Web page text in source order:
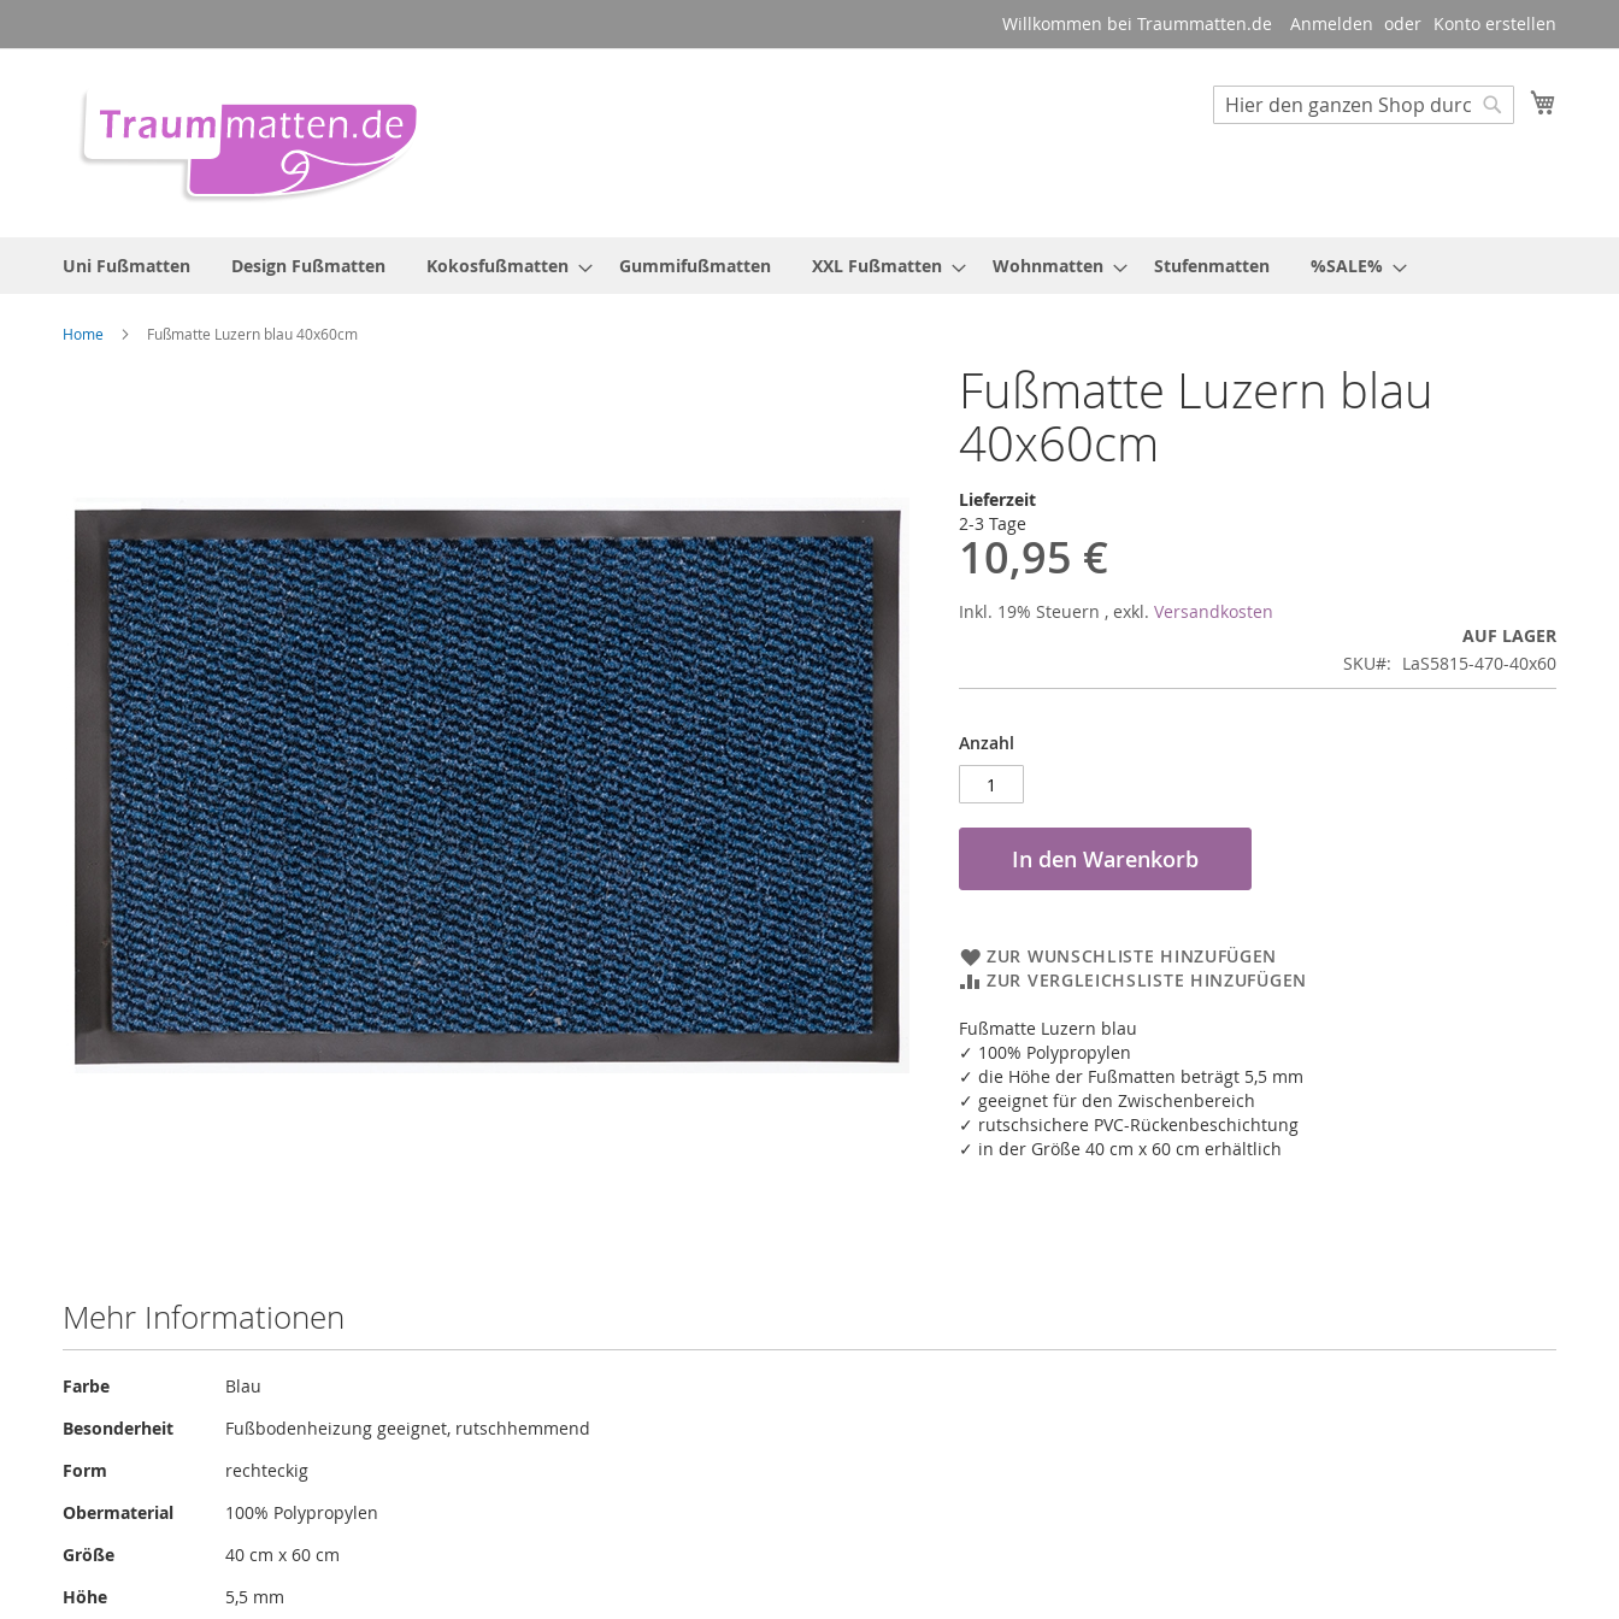
zum
Willkommen bei Traummatten.de Anmelden Konto erstellen
Suche
Uni Fußmatten Design Fußmatten Kokosfußmatten Gummifußmatten XXL Fußmatten Wohnmatten Stufenmatten %SALE%
Home Fußmatte Luzern blau 40x60cm
Fußmatte Luzern blau
40x60cm
Lieferzeit
2-3 Tage
10,95 €
Inkl. 19% Steuern , exkl. Versandkosten
AUF LAGER
SKU
LaS5815-470-40x60
Anzahl
In den Warenkorb
ZUR WUNSCHLISTE HINZUFÜGEN
ZUR VERGLEICHSLISTE HINZUFÜGEN
Fußmatte Luzern blau
✓ 100% Polypropylen
✓ die Höhe der Fußmatten beträgt 5,5 mm
✓ geeignet für den Zwischenbereich
✓ rutschsichere PVC-Rückenbeschichtung
✓ in der Größe 40 cm x 60 cm erhältlich
springen
Mehr Informationen
Mehr
Farbe
Blau
Besonderheit
Fußbodenheizung geeignet, rutschhemmend
Form
rechteckig
Obermaterial
100% Polypropylen
Größe
40 cm x 60 cm
Höhe
5,5 mm